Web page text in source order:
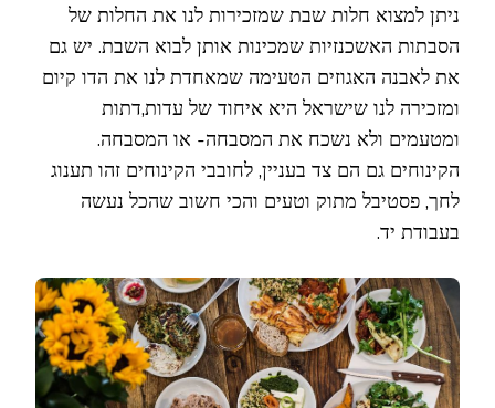
ניתן למצוא חלות שבת שמזכירות לנו את החלות של
הסבתות האשכנזיות שמכינות אותן לבוא השבת. יש גם
את לאבנה האגוזים הטעימה שמאחדת לנו את הדו קיום
ומזכירה לנו שישראל היא איחוד של עדות,דתות
ומטעמים ולא נשכח את המסבחה- או המסבחה.
הקינוחים גם הם צד בעניין, לחובבי הקינוחים זהו תענוג
לחך, פסטיבל מתוק וטעים והכי חשוב שהכל נעשה
בעבודת יד.